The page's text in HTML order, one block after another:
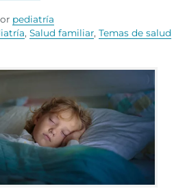
pediatría
, Salud familiar, Temas de salud